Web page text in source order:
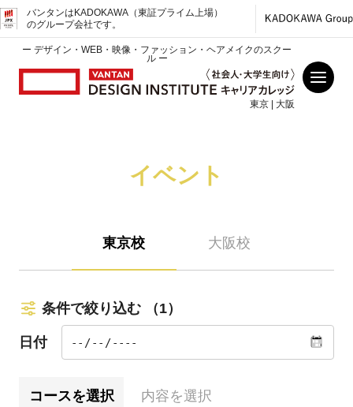
バンタンはKADOKAWA（東証プライム上場）
のグループ会社です。
ー デザイン・WEB・映像・ファッション・ヘアメイクのスクー
ル ー
東京 | 大阪
イベント
東京校 大阪校
条件で絞り込む （1）
日付
コースを選択 内容を選択